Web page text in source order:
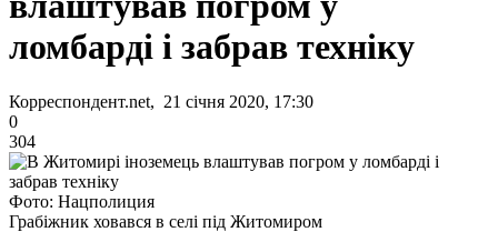
ломбарді і забрав техніку
Корреспондент.net, 21 січня 2020, 17:30
0
304
Фото: Нацполиция
Грабіжник ховався в селі під Житомиром